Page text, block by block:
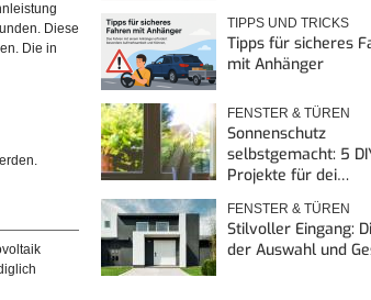
Diese
Die in
TIPPS UND TRICKS
Tipps für sicheres
mit Anhänger
FENSTER & TÜREN
Sonnenschutz
selbstgemacht: 5
Projekte für dei…
FENSTER & TÜREN
Stilvoller Eingang:
der Auswahl und